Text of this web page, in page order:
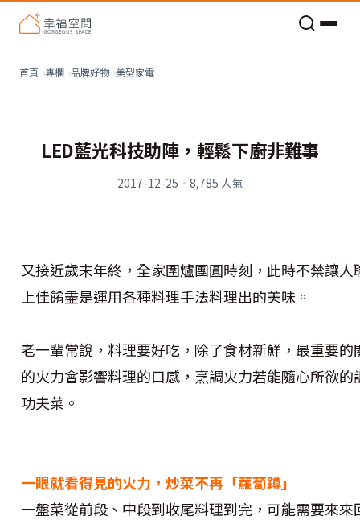
首頁 專欄 品牌好物 美型家電
LED藍光科技助陣，輕鬆下廚非難事
2017-12-25 · 8,785 人氣
又接近歲末年終，全家圍爐團圓時刻，此時不禁讓
上佳餚盡是運用各種料理手法料理出的美味。
老一輩常說，料理要好吃，除了食材新鮮，最重要
的火力會影響料理的口感，烹調火力若能隨心所欲
功夫菜。
一眼就看得見的火力，炒菜不再「蘿蔔蹲」
一盤菜從前段、中段到收尾料理到完，可能需要來